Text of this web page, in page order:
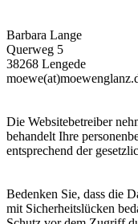
Barbara Lange
Querweg 5
38268 Lengede
Die Websitebetreiber
behandelt Ihre
entsprechend der
Bedenken Sie, dass die
mit Sicherheitslücken